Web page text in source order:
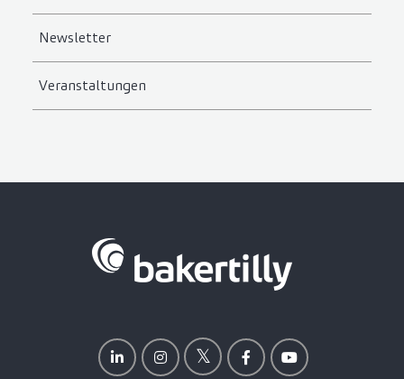
Newsletter
Veranstaltungen